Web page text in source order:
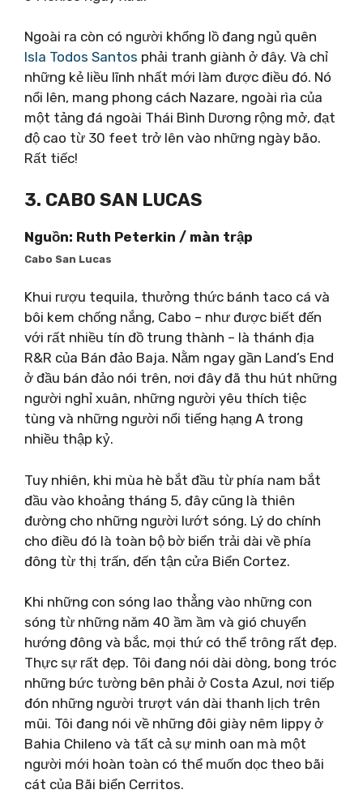
Ngoài ra còn có người khổng lồ đang ngủ quên
Isla Todos Santos phải tranh giành ở đây. Và chỉ
những kẻ liều lĩnh nhất mới làm được điều đó. Nó
nổi lên, mang phong cách Nazare, ngoài rìa của
một tảng đá ngoài Thái Bình Dương rộng mở, đạt
độ cao từ 30 feet trở lên vào những ngày bão.
Rất tiếc!
3. CABO SAN LUCAS
Nguồn: Ruth Peterkin / màn trập
Cabo San Lucas
Khui rượu tequila, thưởng thức bánh taco cá và
bôi kem chống nắng, Cabo – như được biết đến
với rất nhiều tín đồ trung thành – là thánh địa
R&R của Bán đảo Baja. Nằm ngay gần Land’s End
ở đầu bán đảo nói trên, nơi đây đã thu hút những
người nghỉ xuân, những người yêu thích tiệc
tùng và những người nổi tiếng hạng A trong
nhiều thập kỷ.
Tuy nhiên, khi mùa hè bắt đầu từ phía nam bắt
đầu vào khoảng tháng 5, đây cũng là thiên
đường cho những người lướt sóng. Lý do chính
cho điều đó là toàn bộ bờ biển trải dài về phía
đông từ thị trấn, đến tận cửa Biển Cortez.
Khi những con sóng lao thẳng vào những con
sóng từ những năm 40 ầm ầm và gió chuyển
hướng đông và bắc, mọi thứ có thể trông rất đẹp.
Thực sự rất đẹp. Tôi đang nói dài dòng, bong tróc
những bức tường bên phải ở Costa Azul, nơi tiếp
đón những người trượt ván dài thanh lịch trên
mũi. Tôi đang nói về những đôi giày nêm lippy ở
Bahia Chileno và tất cả sự minh oan mà một
người mới hoàn toàn có thể muốn dọc theo bãi
cát của Bãi biển Cerritos.